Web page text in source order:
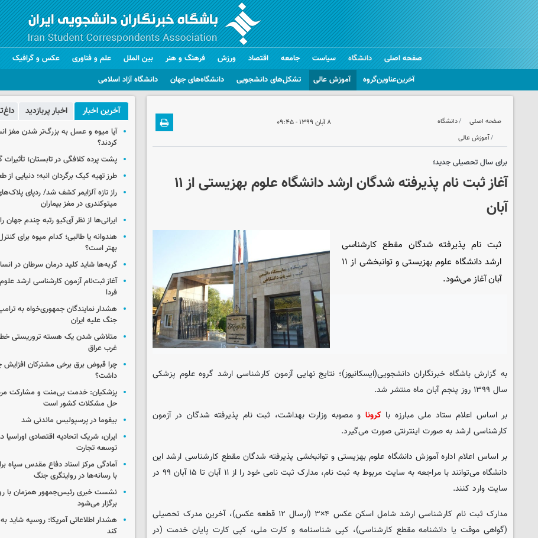
صفحه اصلی
دانشگاه
آخرین‌عناوین‌گروه
آموزش عالی تشکل‌های دانشجویی دانشگاه‌های جهان دانشگاه آزاد اسلامی
سیاست جامعه اقتصاد ورزش فرهنگ و هنر بین الملل علم و فناوری عکس و گرافیک
صفحه اصلی
دانشگاه
آموزش عالی
۸ آبان ۱۳۹۹ - ۰۹:۴۵
برای سال تحصیلی جدید؛
آغاز ثبت نام پذیرفته شدگان ارشد دانشگاه علوم بهزیستی از ۱۱
آبان
ثبت نام پذیرفته شدگان مقطع کارشناسی
ارشد دانشگاه علوم بهزیستی و توانبخشی از ۱۱
آبان آغاز می‌شود.
به گزارشباشگاه خبرنگاران دانشجویی(ایسکانیوز)؛ نتایج نهایی آزمون کارشناسی ارشد گروه علوم پزشکی
سال ۱۳۹۹ روز پنجم آبان ماه منتشر شد.
بر اساس اعلام ستاد ملی مبارزه با کرونا و مصوبه وزارت بهداشت، ثبت نام پذیرفته شدگان در آزمون
کارشناسی ارشد به صورت اینترنتی صورت می‌گیرد.
بر اساس اعلام اداره آموزش دانشگاه علوم بهزیستی و توانبخشی پذیرفته شدگان مقطع کارشناسی ارشد این
دانشگاه می‌توانند با مراجعه به سایت مربوط به ثبت نام، مدارک ثبت نامی خود را از ۱۱ آبان تا ۱۵ آبان ۹۹ در
سایت وارد کنند.
مدارک ثبت نام کارشناسی ارشد شامل اسکن عکس ۴×۳ (ارسال ۱۲ قطعه عکس)، آخرین مدرک تحصیلی
(گواهی موقت یا دانشنامه مقطع کارشناسی)، کپی شناسنامه و کارت ملی، کپی کارت پایان خدمت (در
آخرین اخبار اخبار پربازدید
آیا میوه و عسل به بزرگ‌تر شدن مغز
کردند؟
پشت پرده کلافگی در تابستان؛ تأثیرات
طرز تهیه کیک برگردان انبه؛ دنیایی از
راز تازه آلزایمر کشف شد/ ردپای
میتوکندری در مغز بیماران
ایرانی‌ها از نظر آی‌کیو رتبه چندم جهان
هندوانه یا طالبی؛ کدام‌ میوه برای
بهتر است؟
گربه‌ها شاید کلید درمان سرطان در
آغاز ثبت‌نام‌ آزمون کارشناسی ارشد
فردا
هشدار نمایندگان جمهوری‌خواه به
جنگ علیه ایران
متلاشی شدن یک هسته تروریستی
غرب عراق
چرا قبوض برق برخی مشترکان افزایش
داشت؟
پزشکیان: خدمت بی‌منت و مشارکت
حل مشکلات کشور است
بیفوما در پرسپولیس ماندنی شد
ایران، شریک اتحادیه اقتصادی اوراسیا
توسعه تجارت
آمادگی مرکز اسناد دفاع مقدس سپاه
با رسانه‌ها در روایتگری جنگ
نشست خبری رئیس‌جمهور همزمان با
برگزار می‌شود
هشدار اطلاعاتی آمریکا: روسیه شاید
کند